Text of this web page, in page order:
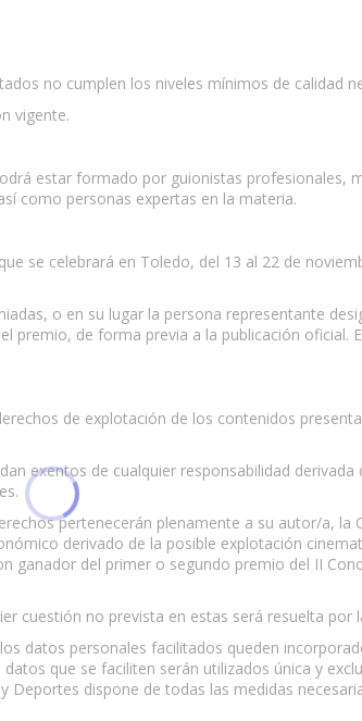
no cumplen los niveles mínimos de calidad
vigente.
estar formado por guionistas profesionales,
como personas expertas en la materia.
se celebrará en Toledo, del 13 al 22 de
o en su lugar la persona representante
de forma previa a la publicación oficial.
de explotación de los contenidos
exentos de cualquier responsabilidad
pertenecerán plenamente a su autor/a, la
derivado de la posible explotación
del primer o segundo premio del II
cuestión no prevista en estas será resuelta por
datos personales facilitados queden
que se faciliten serán utilizados única y
dispone de todas las medidas